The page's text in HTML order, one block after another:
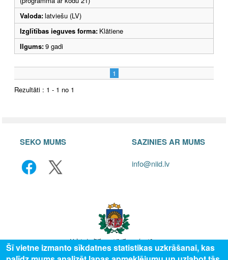
Valoda:latviešu (LV)
Izglītības ieguves forma: Klātiene
Ilgums:9 gadi
1
Rezultāti : 1 - 1 no 1
SEKO MUMS SAZINIES AR MUMS
info@niid.lv
Šī vietne izmanto sīkdatnes statistikas uzkrāšanai, kas